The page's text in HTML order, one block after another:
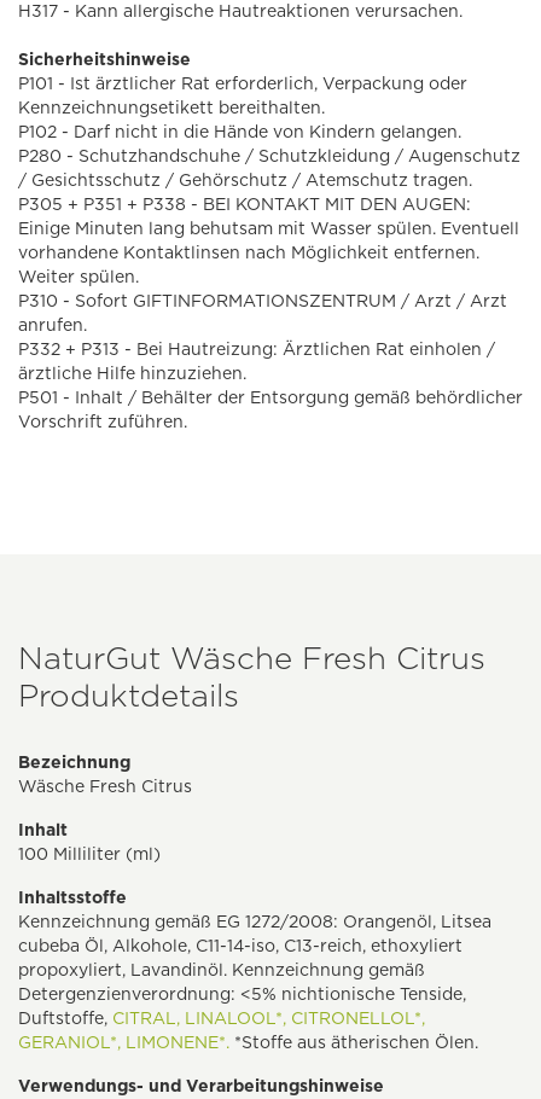
H317 - Kann allergische Hautreaktionen verursachen.
Sicherheitshinweise
P101 - Ist ärztlicher Rat erforderlich, Verpackung oder
Kennzeichnungsetikett bereithalten.
P102 - Darf nicht in die Hände von Kindern gelangen.
P280 - Schutzhandschuhe / Schutzkleidung / Augenschutz
/ Gesichtsschutz / Gehörschutz / Atemschutz tragen.
P305 + P351 + P338 - BEI KONTAKT MIT DEN AUGEN:
Einige Minuten lang behutsam mit Wasser spülen. Eventuell
vorhandene Kontaktlinsen nach Möglichkeit entfernen.
Weiter spülen.
P310 - Sofort GIFTINFORMATIONSZENTRUM / Arzt / Arzt
anrufen.
P332 + P313 - Bei Hautreizung: Ärztlichen Rat einholen /
ärztliche Hilfe hinzuziehen.
P501 - Inhalt / Behälter der Entsorgung gemäß behördlicher
Vorschrift zuführen.
NaturGut Wäsche Fresh Citrus
Produktdetails
Bezeichnung
Wäsche Fresh Citrus
Inhalt
100 Milliliter (ml)
Inhaltsstoffe
Kennzeichnung gemäß EG 1272/2008: Orangenöl, Litsea
cubeba Öl, Alkohole, C11-14-iso, C13-reich, ethoxyliert
propoxyliert, Lavandinöl. Kennzeichnung gemäß
Detergenzienverordnung: <5% nichtionische Tenside,
Duftstoffe, CITRAL, LINALOOL*, CITRONELLOL*,
GERANIOL*, LIMONENE*. *Stoffe aus ätherischen Ölen.
Verwendungs- und Verarbeitungshinweise